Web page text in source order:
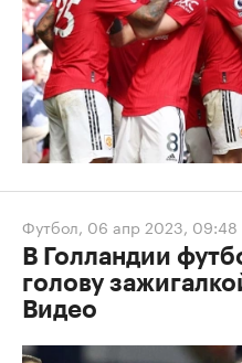
Футбол, 06 апр 2023, 09:48
В Голландии
голову
Видео